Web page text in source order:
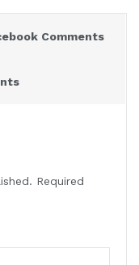
Comments
Required